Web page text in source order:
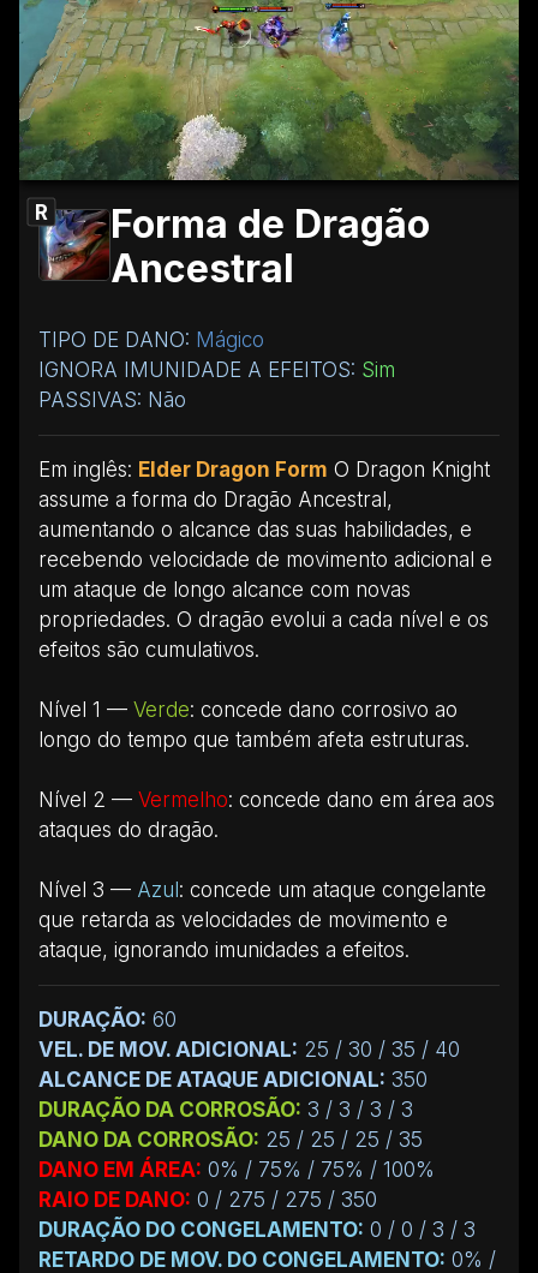
R
Forma de Dragão
Ancestral
TIPO DE DANO: Mágico
IGNORA IMUNIDADE A EFEITOS: Sim
PASSIVAS: Não
Em inglês: Elder Dragon Form O Dragon Knight
assume a forma do Dragão Ancestral,
aumentando o alcance das suas habilidades, e
recebendo velocidade de movimento adicional e
um ataque de longo alcance com novas
propriedades. O dragão evolui a cada nível e os
efeitos são cumulativos.
Nível 1 — Verde: concede dano corrosivo ao
longo do tempo que também afeta estruturas.
Nível 2 — Vermelho: concede dano em área aos
ataques do dragão.
Nível 3 — Azul: concede um ataque congelante
que retarda as velocidades de movimento e
ataque, ignorando imunidades a efeitos.
DURAÇÃO: 60
VEL. DE MOV. ADICIONAL: 25 / 30 / 35 / 40
ALCANCE DE ATAQUE ADICIONAL: 350
DURAÇÃO DA CORROSÃO: 3 / 3 / 3 / 3
DANO DA CORROSÃO: 25 / 25 / 25 / 35
DANO EM ÁREA: 0% / 75% / 75% / 100%
RAIO DE DANO: 0 / 275 / 275 / 350
DURAÇÃO DO CONGELAMENTO: 0 / 0 / 3 / 3
RETARDO DE MOV. DO CONGELAMENTO: 0% /